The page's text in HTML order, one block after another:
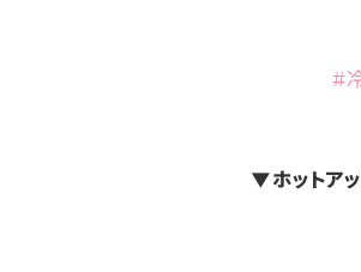
#
▼ホットア